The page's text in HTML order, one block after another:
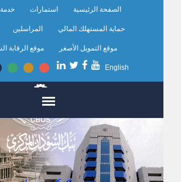
الصفحة الرئيسية استمارات خدمة
حماية المستهلك المالي المراسلين
موقع التمويل الأصغر موقع الرقابة
English